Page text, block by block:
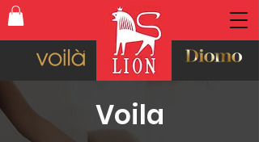
Voila